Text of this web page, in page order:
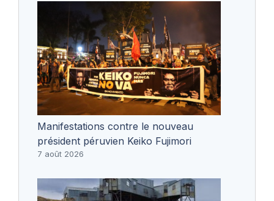
Manifestations contre le nouveau
président péruvien Keiko Fujimori
7 août 2026